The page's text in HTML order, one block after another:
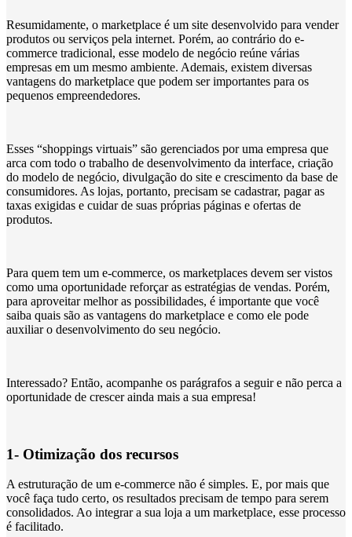
Resumidamente, o marketplace é um site desenvolvido para vender
produtos ou serviços pela internet. Porém, ao contrário do e-
commerce tradicional, esse modelo de negócio reúne várias
empresas em um mesmo ambiente. Ademais, existem diversas
vantagens do marketplace que podem ser importantes para os
pequenos empreendedores.
Esses “shoppings virtuais” são gerenciados por uma empresa que
arca com todo o trabalho de desenvolvimento da interface, criação
do modelo de negócio, divulgação do site e crescimento da base de
consumidores. As lojas, portanto, precisam se cadastrar, pagar as
taxas exigidas e cuidar de suas próprias páginas e ofertas de
produtos.
Para quem tem um e-commerce, os marketplaces devem ser vistos
como uma oportunidade reforçar as estratégias de vendas. Porém,
para aproveitar melhor as possibilidades, é importante que você
saiba quais são as vantagens do marketplace e como ele pode
auxiliar o desenvolvimento do seu negócio.
Interessado? Então, acompanhe os parágrafos a seguir e não perca a
oportunidade de crescer ainda mais a sua empresa!
1- Otimização dos recursos
A estruturação de um e-commerce não é simples. E, por mais que
você faça tudo certo, os resultados precisam de tempo para serem
consolidados. Ao integrar a sua loja a um marketplace, esse processo
é facilitado.